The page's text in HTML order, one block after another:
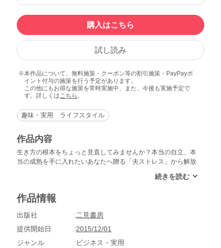
購入はこちら
試し読み
本作品について、無料施策・クーポン等の割引施策・PayPayポ
イント付与の施策を行う予定があります。
この他にもお得な施策を常時実施中、また、今後も実施予定で
す。詳しくはこちら 。
趣味・実用 ライフスタイル
作品内容
生き方の根本をちょっと見直してみませんか？本当の自立、本
当の成熟を手に入れたいあなたへ贈る「夫ストレス」から解放
せたからといって、ほとんどの場合に成長してくれません。で
のか。その問題を少しでも解き明かそうとするのが本書の目的
ュタイン先生が贈る、ベストセラー新装版！（本書は、2004
年・リヨン社より発行された『「未熟な夫」と、どうつきあう
保（やまざき・まさやす）1949年生まれ、東京都出身。心理
作品情報
出版社
二見書房
提供開始日
2015/12/01
ジャンル
ビジネス・実用